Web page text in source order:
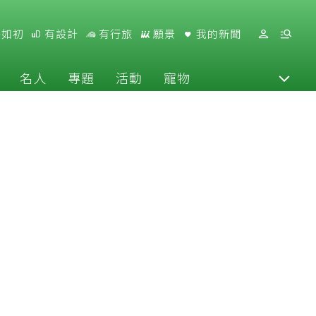
初 有設計 有行旅 願景 我的新聞
名人 專題 活動 寵物